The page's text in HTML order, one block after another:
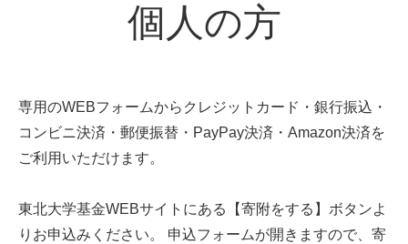
個人の方
専用のWEBフォームからクレジットカード・銀行振込・
コンビニ決済・郵便振替・PayPay決済・Amazon決済を
ご利用いただけます。
東北大学基金WEBサイトにある【寄附をする】ボタンよ
りお申込みください。 申込フォームが開きますので、寄